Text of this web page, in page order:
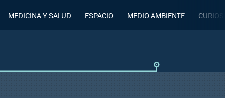
MEDICINA Y SALUD ESPACIO MEDIO AMBIENTE